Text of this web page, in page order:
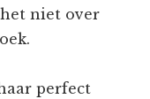
het niet over
perfect